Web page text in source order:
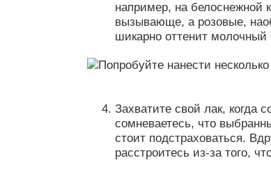
например, на белоснежной
вызывающе, а розовые,
шикарно оттенит
Захватите свой лак, когда
сомневаетесь, что
стоит подстраховаться.
расстроитесь из-за того,